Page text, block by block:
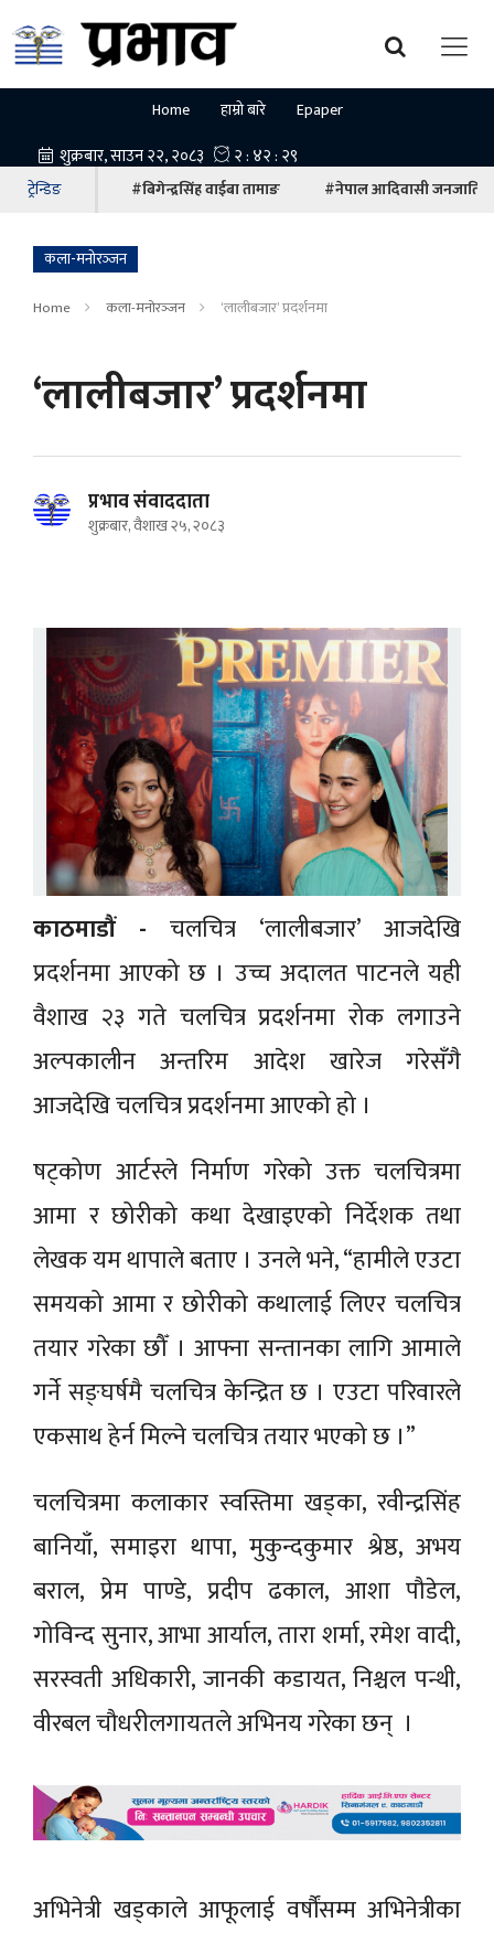
Home हाम्रो बारे Epaper
ट्रेन्डिङ #बिगेन्द्रसिंह वाईबा तामाङ #नेपाल आदिवासी जनजाति
कला-मनोरञ्‍जन
Home कला-मनोरञ्‍जन ‘लालीबजार’ प्रदर्शनमा
‘लालीबजार’ प्रदर्शनमा
प्रभाव संवाददाता
शुक्रबार, वैशाख २५, २०८३
काठमाडौं - चलचित्र ‘लालीबजार’ आजदेखि
प्रदर्शनमा आएको छ । उच्च अदालत पाटनले यही
वैशाख २३ गते चलचित्र प्रदर्शनमा रोक लगाउने
अल्पकालीन अन्तरिम आदेश खारेज गरेसँगै
आजदेखि चलचित्र प्रदर्शनमा आएको हो ।
षट्कोण आर्टस्ले निर्माण गरेको उक्त चलचित्रमा
आमा र छोरीको कथा देखाइएको निर्देशक तथा
लेखक यम थापाले बताए । उनले भने, “हामीले एउटा
समयको आमा र छोरीको कथालाई लिएर चलचित्र
तयार गरेका छौँ । आफ्ना सन्तानका लागि आमाले
गर्ने सङ्घर्षमै चलचित्र केन्द्रित छ । एउटा परिवारले
एकसाथ हेर्न मिल्ने चलचित्र तयार भएको छ ।”
चलचित्रमा कलाकार स्वस्तिमा खड्का, रवीन्द्रसिंह
बानियाँ, समाइरा थापा, मुकुन्दकुमार श्रेष्ठ, अभय
बराल, प्रेम पाण्डे, प्रदीप ढकाल, आशा पौडेल,
गोविन्द सुनार, आभा आर्याल, तारा शर्मा, रमेश वादी,
सरस्वती अधिकारी, जानकी कडायत, निश्चल पन्थी,
वीरबल चौधरीलगायतले अभिनय गरेका छन् ।
अभिनेत्री खड्काले आफूलाई वर्षौंसम्म अभिनेत्रीका